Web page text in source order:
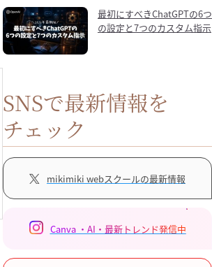
最初にすべきChatGPTの6つ
の設定と7つのカスタム指示
SNSで最新情報を
チェック
mikimiki webスクールの最新情報
Canva ・AI・最新トレンド発信中